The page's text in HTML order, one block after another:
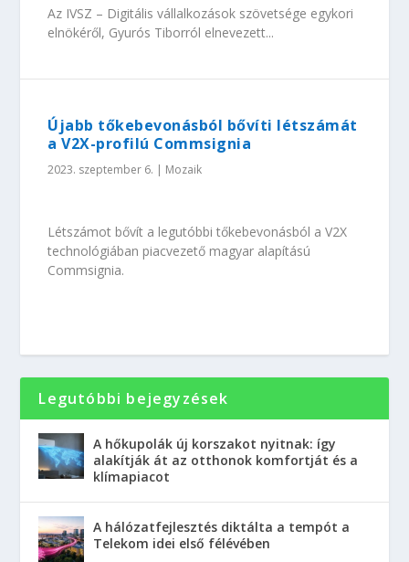
Az IVSZ – Digitális vállalkozások szövetsége egykori
elnökéről, Gyurós Tiborról elnevezett...
Újabb tőkebevonásból bővíti létszámát
a V2X-profilú Commsignia
2023. szeptember 6. Mozaik
Létszámot bővít a legutóbbi tőkebevonásból a V2X
technológiában piacvezető magyar alapítású
Commsignia.
Legutóbbi bejegyzések
A hőkupolák új korszakot nyitnak: így
alakítják át az otthonok komfortját és a
klímapiacot
A hálózatfejlesztés diktálta a tempót a
Telekom idei első félévében